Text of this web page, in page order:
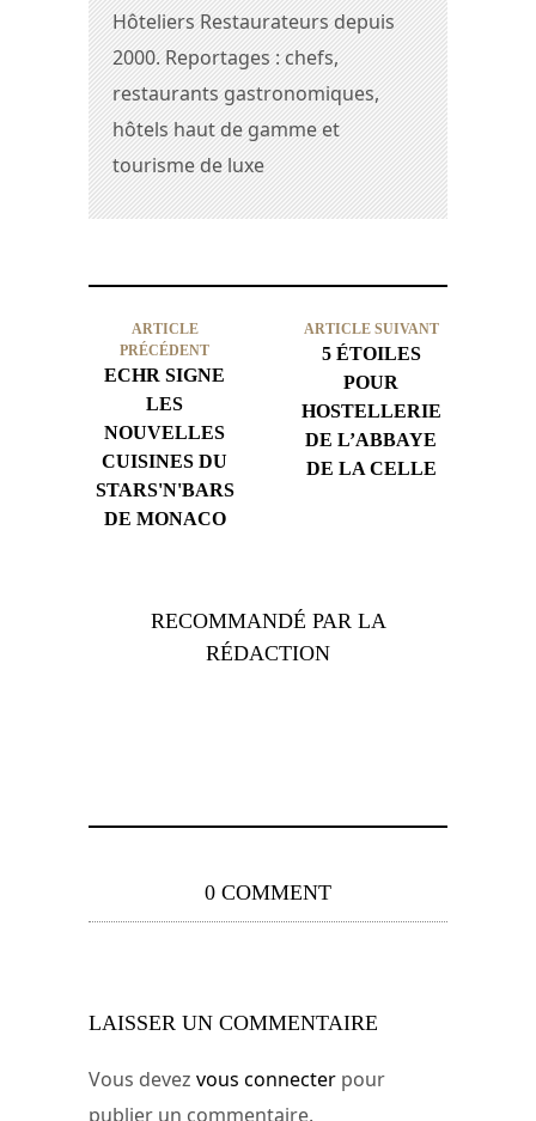
Hôteliers Restaurateurs depuis
2000. Reportages : chefs,
restaurants gastronomiques,
hôtels haut de gamme et
tourisme de luxe
ARTICLE
PRÉCÉDENT
ECHR SIGNE
LES
NOUVELLES
CUISINES DU
STARS'N'BARS
DE MONACO
ARTICLE SUIVANT
5 ÉTOILES
POUR
HOSTELLERIE
DE L’ABBAYE
DE LA CELLE
RECOMMANDÉ PAR LA
RÉDACTION
0 COMMENT
LAISSER UN COMMENTAIRE
Vous devez vous connecter pour
publier un commentaire.